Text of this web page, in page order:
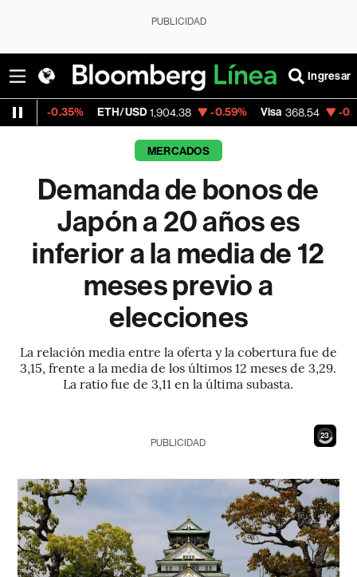
PUBLICIDAD
Ingresar
ETH/USD 1,904.38 -0.59% Visa 368.54 -0.28%
MERCADOS
Demanda de bonos de
Japón a 20 años es
inferior a la media de 12
meses previo a
elecciones
La relación media entre la oferta y la cobertura fue de
3,15, frente a la media de los últimos 12 meses de 3,29.
La ratio fue de 3,11 en la última subasta.
21
PUBLICIDAD